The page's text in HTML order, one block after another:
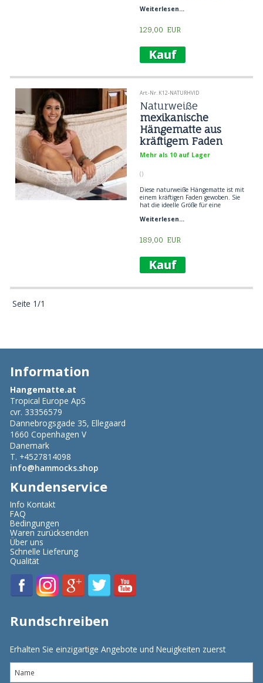
anbieten. Je größer die Hängematte,
die Hängematte sehr flexibel in der
Breite ist. Länge ca. 4 Meter.
100% Nylon
Weiterlesen...
129,00 EUR
Art.-Nr. K12-NATURHVID
Naturweiße
mexikanische
Hängematte aus
kräftigem Faden
gewoben
Mehr als 10 auf Lager
()
Diese naturweiße Hängematte ist mit
einem kräftigen Faden gewoben. Sie
hat die ideelle Größe für eine
daher ideal zum Entspannen, zum
Kinderspiel.
Die naturweiße Hängematte wird auf
originale mexikanische
Netzhängematte gewebt, jedoch mit
einem kräftigeren Faden, der einen
Kinderspiel und Tummeln) mit der
Weiterlesen...
189,00 EUR
Seite 1/1
Information
Hangematte.at
Tropical Europe ApS
cvr. 33356579
Dannebrogsgade 35, Ellegaard
1660 Copenhagen V
Danemark
T. +4527814098
info@hammocks.shop
Kundenservice
Info Kontakt
FAQ
Bedingungen
Waren zurücksenden
Über uns
Schnelle Lieferung
Qualität
Rundschreiben
Erhalten Sie einzigartige Angebote und Neuigkeiten zuerst